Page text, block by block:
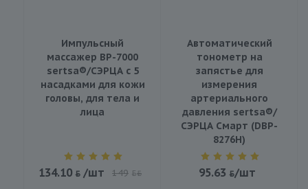
Импульсный
массажер BP-7000
sertsa®/СЭРЦА с 5
насадками для кожи
головы, для тела и
лица
134.10 /шт 149 BYN
Автоматический
тонометр на
запястье для
измерения
артериального
давления sertsa®/
СЭРЦА Смарт (DBP-
8276H)
95.63 /шт